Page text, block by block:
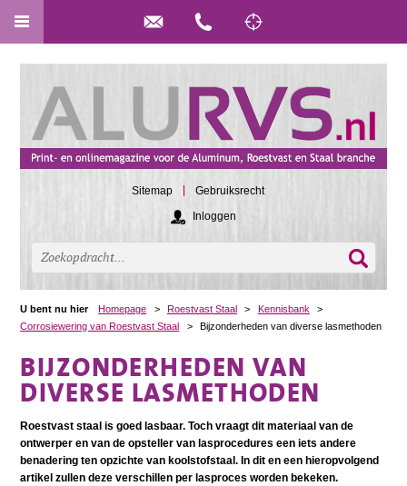
Sitemap
Gebruiksrecht
Inloggen
U bent nu hier Homepage > Roestvast Staal > Kennisbank
>
Corrosiewering van Roestvast Staal
> Bijzonderheden van diverse lasmethoden
BIJZONDERHEDEN VAN
DIVERSE LASMETHODEN
Roestvast staal is goed lasbaar. Toch vraagt dit materiaal van de
ontwerper en van de opsteller van lasprocedures een iets andere
benadering ten opzichte van koolstofstaal. In dit en een hieropvolgend
artikel zullen deze verschillen per lasproces worden bekeken.